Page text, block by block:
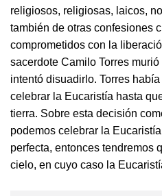
religiosos, religiosas, laicos,
también de otras confesiones
comprometidos con la
sacerdote Camilo Torres
intentó disuadirlo. Torres
celebrar la Eucaristía hasta
tierra. Sobre esta decisión
podemos celebrar la
perfecta, entonces tendremos
cielo, en cuyo caso la